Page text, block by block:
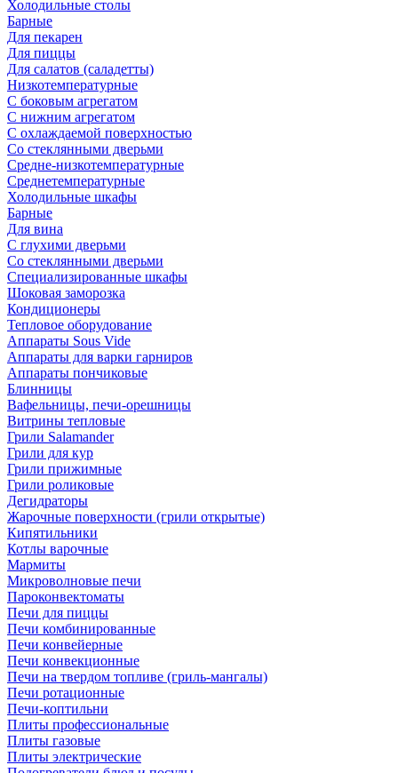
Холодильные столы
Барные
Для пекарен
Для пиццы
Для салатов (саладетты)
Низкотемпературные
С боковым агрегатом
С нижним агрегатом
С охлаждаемой поверхностью
Со стеклянными дверьми
Средне-низкотемпературные
Среднетемпературные
Холодильные шкафы
Барные
Для вина
С глухими дверьми
Со стеклянными дверьми
Специализированные шкафы
Шоковая заморозка
Кондиционеры
Тепловое оборудование
Аппараты Sous Vide
Аппараты для варки гарниров
Аппараты пончиковые
Блинницы
Вафельницы, печи-орешницы
Витрины тепловые
Грили Salamander
Грили для кур
Грили прижимные
Грили роликовые
Дегидраторы
Жарочные поверхности (грили открытые)
Кипятильники
Котлы варочные
Мармиты
Микроволновые печи
Пароконвектоматы
Печи для пиццы
Печи комбинированные
Печи конвейерные
Печи конвекционные
Печи на твердом топливе (гриль-мангалы)
Печи ротационные
Печи-коптильни
Плиты профессиональные
Плиты газовые
Плиты электрические